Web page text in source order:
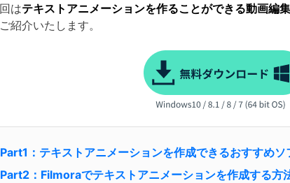
はテキストアニメーションを作ることができる動画編
紹介いたします。
Part1：テキストアニメーションを作成できるおすすめソ
Part2：Filmoraでテキストアニメーションを作成する方